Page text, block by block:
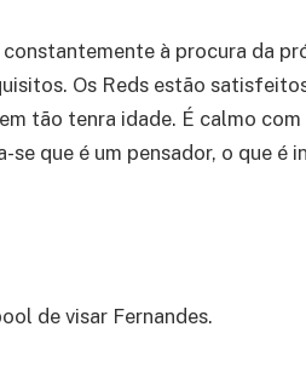
à procura da
Os Reds estão
tão tenra idade. É calmo
que é um pensador, o que é
de visar Fernandes.